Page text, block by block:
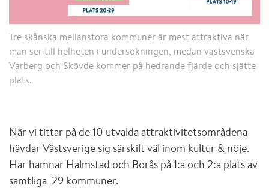
Tre skånska mellanstora kommuner är mest attraktiva när
man ser till helheten i undersökningen, medan västsvenska
Varberg och Skövde kommer på hedrande fjärde och sjätte
plats.
När vi tittar på de 10 utvalda attraktivitetsområdena
hävdar Västsverige sig särskilt väl inom kultur & nöje.
Här hamnar Halmstad och Borås på 1:a och 2:a plats av
samtliga 29 kommuner.